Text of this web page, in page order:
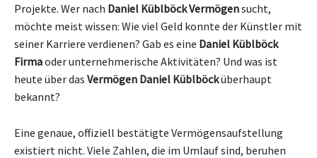
Projekte. Wer nach Daniel Küblböck Vermögensucht,
möchte meist wissen: Wie viel Geld konnte der Künstler mit
seiner Karriere verdienen? Gab es eine Daniel Küblböck
Firmaoder unternehmerische Aktivitäten? Und was ist
heute über das Vermögen Daniel Küblböcküberhaupt
bekannt?
Eine genaue, offiziell bestätigte Vermögensaufstellung
existiert nicht. Viele Zahlen, die im Umlauf sind, beruhen